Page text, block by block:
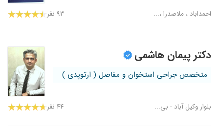
احمداباد ، ملاصدرا ،... ۹۳ نفر
دکتر پیمان هاشمی
متخصص جراحی استخوان و مفاصل ( ارتوپدی )
بلوار وکیل آباد - بی... ۴۴ نفر